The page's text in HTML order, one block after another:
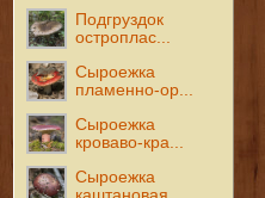
Подгруздок
остроплас...
Сыроежка
пламенно-ор...
Сыроежка
кроваво-кра...
Сыроежка